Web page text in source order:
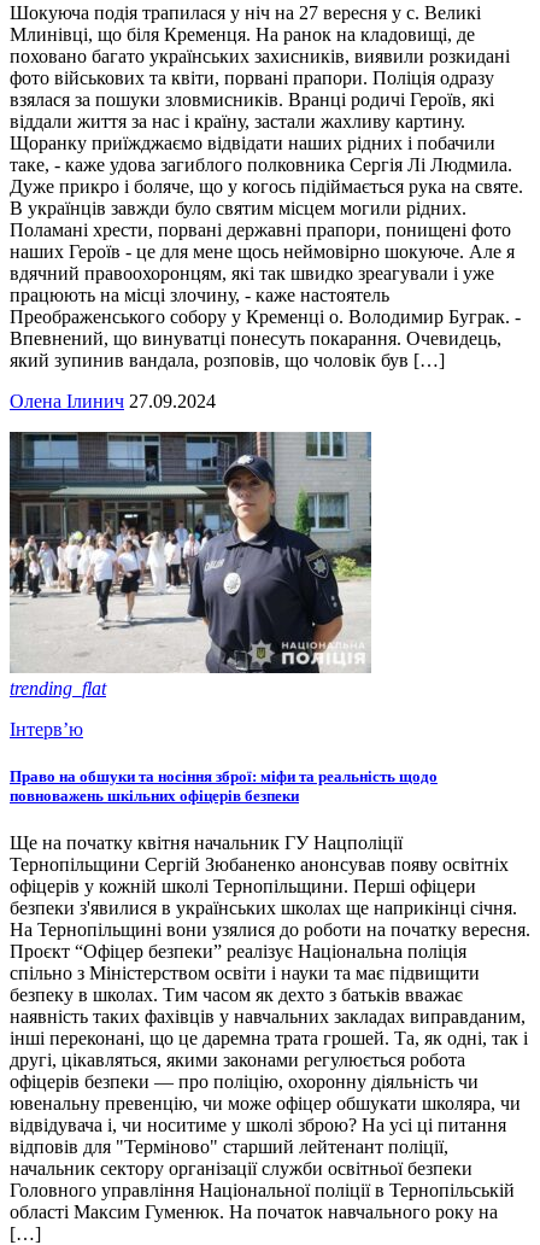
Шокуюча подія трапилася у ніч на 27 вересня у с. Великі
Млинівці, що біля Кременця. На ранок на кладовищі, де
поховано багато українських захисників, виявили розкидані
фото військових та квіти, порвані прапори. Поліція одразу
взялася за пошуки зловмисників. Вранці родичі Героїв, які
віддали життя за нас і країну, застали жахливу картину.
Щоранку приїжджаємо відвідати наших рідних і побачили
таке, - каже удова загиблого полковника Сергія Лі Людмила.
Дуже прикро і боляче, що у когось підіймається рука на святе.
В українців завжди було святим місцем могили рідних.
Поламані хрести, порвані державні прапори, понищені фото
наших Героїв - це для мене щось неймовірно шокуюче. Але я
вдячний правоохоронцям, які так швидко зреагували і уже
працюють на місці злочину, - каже настоятель
Преображенського собору у Кременці о. Володимир Буграк. -
Впевнений, що винуватці понесуть покарання. Очевидець,
який зупинив вандала, розповів, що чоловік був […]
Олена Ілинич 27.09.2024
trending_flat
Інтерв’ю
Право на обшуки та носіння зброї: міфи та реальність щодо
повноважень шкільних офіцерів безпеки
Ще на початку квітня начальник ГУ Нацполіції
Тернопільщини Сергій Зюбаненко анонсував появу освітніх
офіцерів у кожній школі Тернопільщини. Перші офіцери
безпеки з'явилися в українських школах ще наприкінці січня.
На Тернопільщині вони узялися до роботи на початку вересня.
Проєкт “Офіцер безпеки” реалізує Національна поліція
спільно з Міністерством освіти і науки та має підвищити
безпеку в школах. Тим часом як дехто з батьків вважає
наявність таких фахівців у навчальних закладах виправданим,
інші переконані, що це даремна трата грошей. Та, як одні, так і
другі, цікавляться, якими законами регулюється робота
офіцерів безпеки — про поліцію, охоронну діяльність чи
ювенальну превенцію, чи може офіцер обшукати школяра, чи
відвідувача і, чи носитиме у школі зброю? На усі ці питання
відповів для "Терміново" старший лейтенант поліції,
начальник сектору організації служби освітньої безпеки
Головного управління Національної поліції в Тернопільській
області Максим Гуменюк. На початок навчального року на
[…]